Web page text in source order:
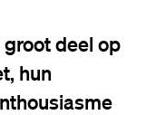
deel op
hun